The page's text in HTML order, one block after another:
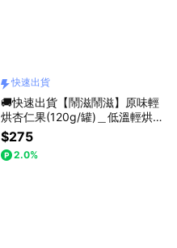
快速出貨
🚚快速出貨【鬧滋鬧滋】原味輕
烘杏仁果(120g/罐)＿低溫輕烘
焙．口感香脆＿天然風味
$275
2.0%